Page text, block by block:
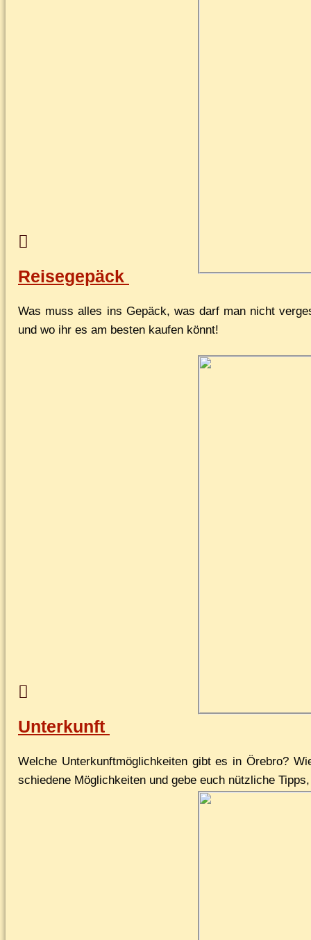
Reisegepäck
Was muss al­les ins Ge­päck, was darf man nicht
und wo ihr es am bes­ten kau­fen könnt!
Unterkunft
Wel­che Un­ter­kunft­mög­lich­kei­ten gibt es in Öre­b­ro?
schie­de­ne Mög­lich­kei­ten und ge­be euch nütz­li­che